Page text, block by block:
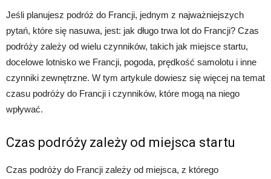
Jeśli planujesz podróż do Francji, jednym z najważniejszych
pytań, które się nasuwa, jest: jak długo trwa lot do Francji? Czas
podróży zależy od wielu czynników, takich jak miejsce startu,
docelowe lotnisko we Francji, pogoda, prędkość samolotu i inne
czynniki zewnętrzne. W tym artykule dowiesz się więcej na temat
czasu podróży do Francji i czynników, które mogą na niego
wpływać.
Czas podróży zależy od miejsca startu
Czas podróży do Francji zależy od miejsca, z którego